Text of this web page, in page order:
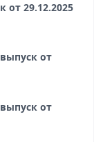
от 29.12.2025
от
от